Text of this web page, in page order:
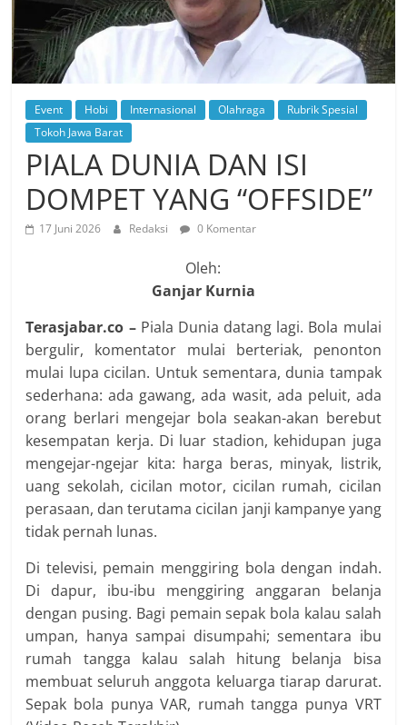
Event Hobi Internasional Olahraga
Rubrik Spesial
Tokoh Jawa Barat
PIALA DUNIA DAN ISI
DOMPET YANG “OFFSIDE”
17 Juni 2026 Redaksi 0 Komentar
Oleh:
Ganjar Kurnia
Terasjabar.co – Piala Dunia datang lagi. Bola mulai
bergulir, komentator mulai berteriak, penonton
mulai lupa cicilan. Untuk sementara, dunia tampak
sederhana: ada gawang, ada wasit, ada peluit, ada
orang berlari mengejar bola seakan-akan berebut
kesempatan kerja. Di luar stadion, kehidupan juga
mengejar-ngejar kita: harga beras, minyak, listrik,
uang sekolah, cicilan motor, cicilan rumah, cicilan
perasaan, dan terutama cicilan janji kampanye yang
tidak pernah lunas.
Di televisi, pemain menggiring bola dengan indah.
Di dapur, ibu-ibu menggiring anggaran belanja
dengan pusing. Bagi pemain sepak bola kalau salah
umpan, hanya sampai disumpahi; sementara ibu
rumah tangga kalau salah hitung belanja bisa
membuat seluruh anggota keluarga tiarap darurat.
Sepak bola punya VAR, rumah tangga punya VRT